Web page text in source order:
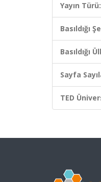
Yayın Türü:
Basıldığı
Basıldığı
Sayfa
TED